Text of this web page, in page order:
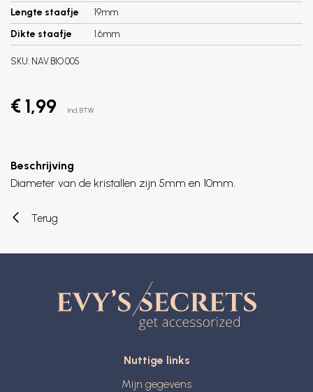
Lengte staafje
19mm
Dikte staafje
1.6mm
SKU: NAV.BIO.005
€ 1,99 Incl. BTW
Beschrijving
Diameter van de kristallen zijn 5mm en 10mm.
Terug
Nuttige links
Mijn gegevens